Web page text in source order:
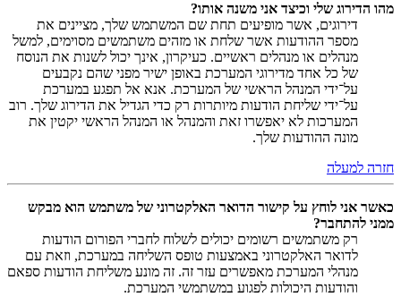
מהו הדירוג שלי וכיצד אני משנה אותו?
דירוגים, אשר מופיעים תחת שם המשתמש שלך, מציינים את
מספר ההודעות אשר שלחת או מזהים משתמשים מסוימים, למשל
מנהלים או מנהלים ראשיים. כעיקרון, אינך יכול לשנות את הנוסח
של כל אחד מדירוגי המערכת באופן ישיר מפני שהם נקבעים
על־ידי המנהל הראשי של המערכת. אנא אל תפגע במערכת
על־ידי שליחת הודעות מיותרות רק כדי הגדיל את הדירוג שלך. רוב
המערכות לא יאפשרו זאת והמנהל או המנהל הראשי יקטין את
מונה ההודעות שלך.
חזרה למעלה
כאשר אני לוחץ על קישור הדואר האלקטרוני של משתמש הוא מבקש
ממני להתחבר?
רק משתמשים רשומים יכולים לשלוח לחברי הפורום הודעות
לדואר האלקטרוני באמצעות טופס השליחה במערכת, וזאת עם
מנהלי המערכת מאפשרים עזר זה. זה מונע משליחת הודעות ספאם
והודעות היכולות לפגוע במשתמשי המערכת.